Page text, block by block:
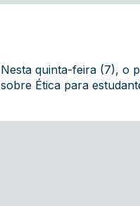
Nesta quinta-feira (7), o
sobre Ética para